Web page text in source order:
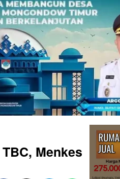
Menkes